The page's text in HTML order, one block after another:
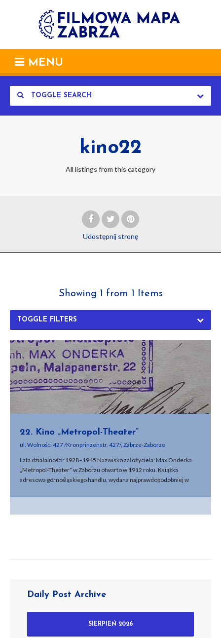
MENU
TOGGLE SEARCH
kino22
All listings from this category
Udostępnij stronę
Showing 1 from 1 Items
TOGGLE FILTERS
22. Kino „Metropol-Theater”
ul. Wolności 427 /Kronprinzenstr. 427/, Zabrze-Zaborze
Lata działalności: 1928–1945 Nazwisko założyciela: Max Onderka
„Metropol-Theater” w Zaborzu otwarto w 1912 roku. Książka
adresowa górnośląskiego handlu, wydana najprawdopodobniej w
podaje Theodora Gollę. Zapewne to on był pierwszym właścicielem
powodu plebiscytu również „całkiem specjalny, obfity program
Onderka i jego żona, Gertrud. W drugiej połowie lat 20. XX wieku
kino, w którym seanse odbywały się codziennie a na widowni mogło
obiekt na swojej posesji przy Kronprinzenstrasse 427. Kupili ją w
Daily Post Archive
SIERPIEŃ 2026